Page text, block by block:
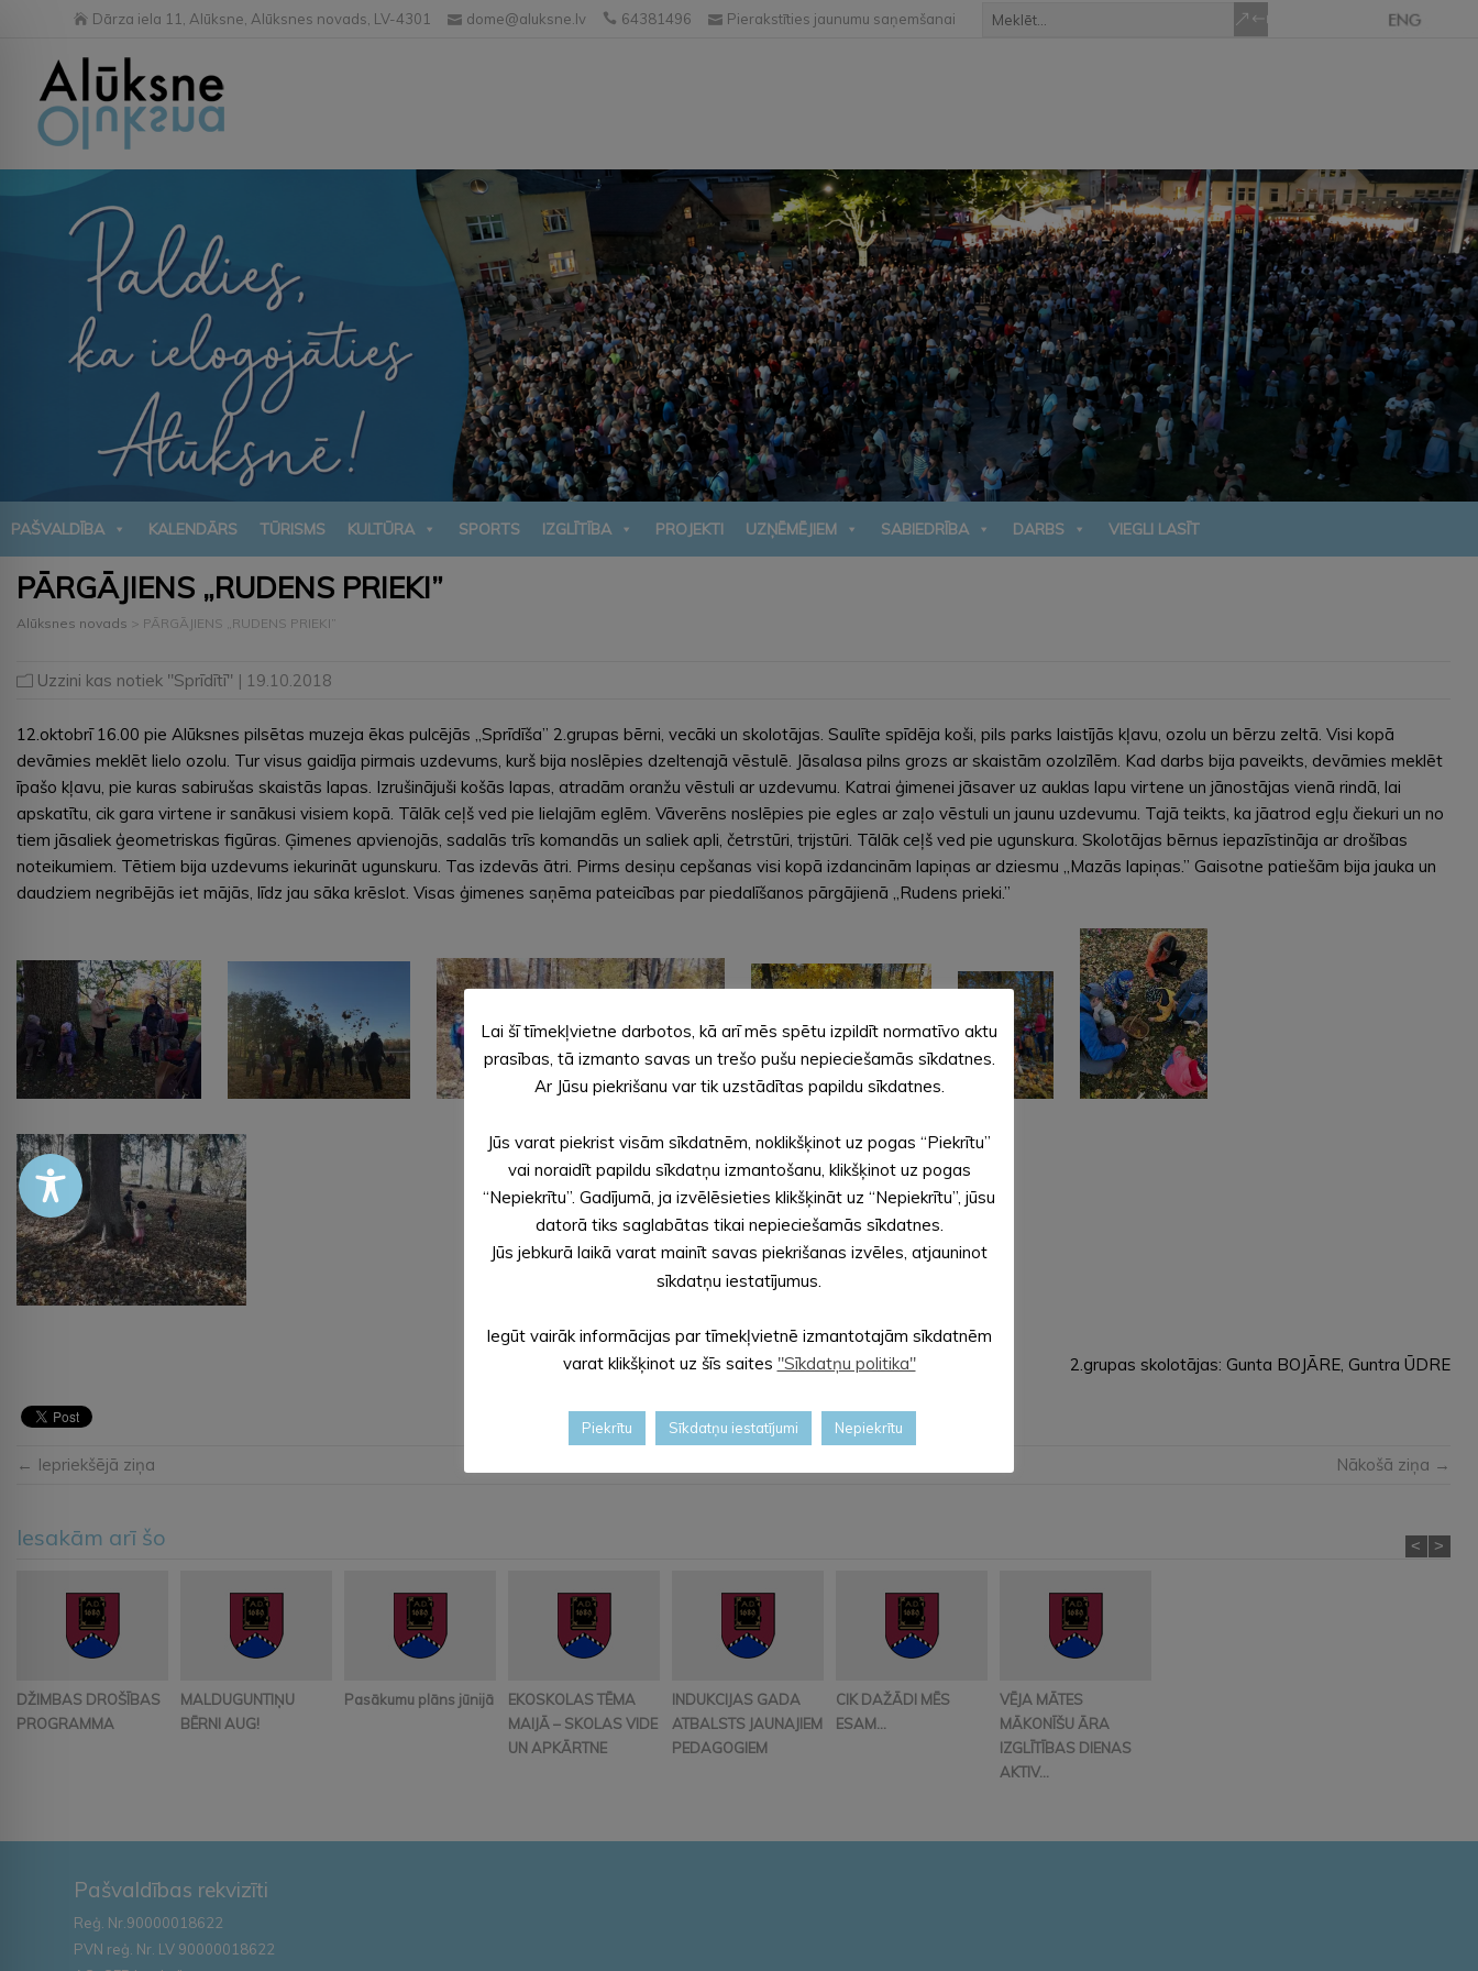
Dārza iela 11, Alūksne, Alūksnes novads, LV-4301 dome@aluksne.lv 64381496 Pierakstīties jaunumu saņemšanai
PAŠVALDĪBA KALENDĀRS TŪRISMS KULTŪRA SPORTS IZGLĪTĪBA PROJEKTI UZŅĒMĒJIEM SABIEDRĪBA DARBS VIEGLI LASĪT
PĀRGĀJIENS „RUDENS PRIEKI”
Alūksnes novads > PĀRGĀJIENS „RUDENS PRIEKI”
Uzzini kas notiek "Sprīdītī" | 19.10.2018
12.oktobrī 16.00 pie Alūksnes pilsētas muzeja ēkas pulcējās „Sprīdīša” 2.grupas bērni, vecāki un skolotājas. Saulīte spīdēja koši, pils parks laistījās kļavu, ozolu un bērzu zeltā. Visi kopā
devāmies meklēt lielo ozolu. Tur visus gaidīja pirmais uzdevums, kurš bija noslēpies dzeltenajā vēstulē. Jāsalasa pilns grozs ar skaistām ozolzīlēm. Kad darbs bija paveikts, devāmies meklēt
īpašo kļavu, pie kuras sabirušas skaistās lapas. Izrušinājuši košās lapas, atradām oranžu vēstuli ar uzdevumu. Katrai ģimenei jāsaver uz auklas lapu virtene un jānostājas vienā rindā, lai
apskatītu, cik gara virtene ir sanākusi visiem kopā. Tālāk ceļš ved pie lielajām eglēm. Vāverēns noslēpies pie egles ar zaļo vēstuli un jaunu uzdevumu. Tajā teikts, ka jāatrod egļu čiekuri un no
tiem jāsaliek ģeometriskas figūras. Ģimenes apvienojās, sadalās trīs komandās un saliek apli, četrstūri, trijstūri. Tālāk ceļš ved pie ugunskura. Skolotājas bērnus iepazīstināja ar drošības
noteikumiem. Tētiem bija uzdevums iekurināt ugunskuru. Tas izdevās ātri. Pirms desiņu cepšanas visi kopā izdancinām lapiņas ar dziesmu „Mazās lapiņas.” Gaisotne patiešām bija jauka un
daudziem negribējās iet mājās, līdz jau sāka krēslot. Visas ģimenes saņēma pateicības par piedalīšanos pārgājienā „Rudens prieki.”
2.grupas skolotājas: Gunta BOJĀRE, Guntra ŪDRE
← Iepriekšējā ziņa Nākošā ziņa →
Iesakām arī šo
DŽIMBAS DROŠĪBAS
PROGRAMMA
MALDUGUNTIŅU
BĒRNI AUG!
Pasākumu plāns jūnijā
EKOSKOLAS TĒMA
MAIJĀ – SKOLAS VIDE
UN APKĀRTNE
INDUKCIJAS GADA
ATBALSTS JAUNAJIEM
PEDAGOGIEM
CIK DAŽĀDI MĒS
ESAM…
VĒJA MĀTES
MĀKONĪŠU ĀRA
IZGLĪTĪBAS DIENAS
AKTIV...
< >
Pašvaldības rekvizīti
Reģ. Nr.90000018622
PVN reģ. Nr. LV 90000018622
Lai šī tīmekļvietne darbotos, kā arī mēs spētu izpildīt normatīvo aktu
prasības, tā izmanto savas un trešo pušu nepieciešamās sīkdatnes.
Ar Jūsu piekrišanu var tik uzstādītas papildu sīkdatnes.
Jūs varat piekrist visām sīkdatnēm, noklikšķinot uz pogas “Piekrītu”
vai noraidīt papildu sīkdatņu izmantošanu, klikšķinot uz pogas
“Nepiekrītu”. Gadījumā, ja izvēlēsieties klikšķināt uz “Nepiekrītu”, jūsu
datorā tiks saglabātas tikai nepieciešamās sīkdatnes.
Jūs jebkurā laikā varat mainīt savas piekrišanas izvēles, atjauninot
sīkdatņu iestatījumus.
Iegūt vairāk informācijas par tīmekļvietnē izmantotajām sīkdatnēm
varat klikšķinot uz šīs saites "Sīkdatņu politika"
Piekrītu Sīkdatņu iestatījumi Nepiekrītu